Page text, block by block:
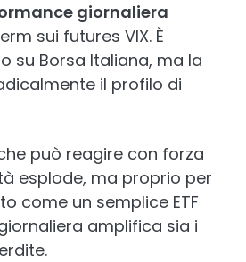
giornaliera
sui futures VIX. È
su Borsa Italiana, ma la
il profilo di
può reagire con forza
esplode, ma proprio per
come un semplice ETF
amplifica sia i